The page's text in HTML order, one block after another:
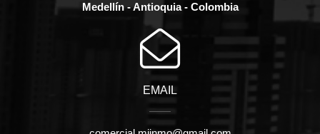
Medellín - Antioquia - Colombia
EMAIL